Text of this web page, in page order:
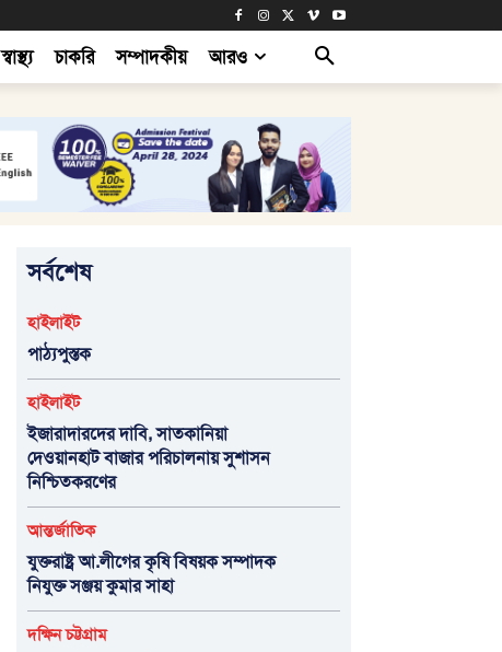
স্বাস্থ্য চাকরি সম্পাদকীয় আরও
সর্বশেষ
হাইলাইট
পাঠ্যপুস্তক
হাইলাইট
ইজারাদারদের দাবি, সাতকানিয়া
দেওয়ানহাট বাজার পরিচালনায় সুশাসন
নিশ্চিতকরণের
আন্তর্জাতিক
যুক্তরাষ্ট্র আ.লীগের কৃষি বিষয়ক সম্পাদক
নিযুক্ত সঞ্জয় কুমার সাহা
দক্ষিন চট্টগ্রাম